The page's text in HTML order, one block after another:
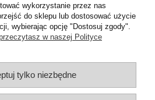
wykorzystanie przez nas
do sklepu lub dostosować użycie
wybierając opcję "Dostosuj zgody".
w naszej Polityce
tylko niezbędne